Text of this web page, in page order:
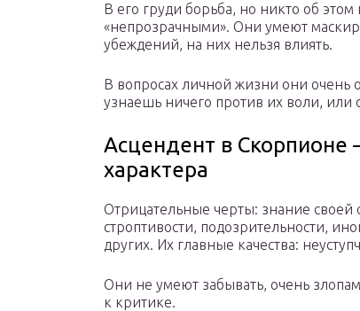
В его груди борьба, но никто об
«непрозрачными». Они умеют
убеждений, на них нельзя влиять.
В вопросах личной жизни они очень
узнаешь ничего против их воли, или
Асцендент в
характера
Отрицательные черты: знание
строптивости, подозрительности,
других. Их главные качества:
Они не умеют забывать, очень
к критике.